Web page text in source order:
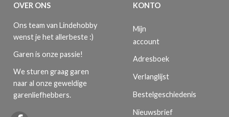
OVER ONS
Ons team van Lindehobby
wenst je het allerbeste :)
Garen is onze passie!
We sturen graag garen
naar al onze geweldige
garenliefhebbers.
KONTO
Mijn
account
Adresboek
Verlanglijst
Bestelgeschiedenis
Nieuwsbrief